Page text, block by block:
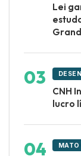
Lei
CNH
lucro
MATO